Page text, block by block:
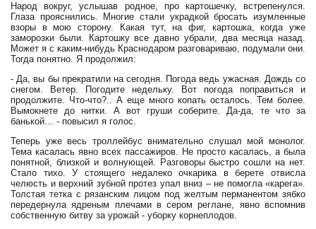
Народ вокруг, услышав родное, про картошечку, встрепенулся.
Глаза прояснились. Многие стали украдкой бросать изумленные
взоры в мою сторону. Какая тут, на фиг, картошка, когда уже
заморозки были. Картошку все давно убрали, два месяца назад.
Может я с каким-нибудь Краснодаром разговариваю, подумали они.
Тогда понятно. Я продолжил:
- Да, вы бы прекратили на сегодня. Погода ведь ужасная. Дождь со
снегом. Ветер. Погодите недельку. Вот погода поправиться и
продолжите. Что-что?.. А еще много копать осталось. Тем более.
Вымокнете до нитки. А вот груши соберите. Да-да, те что за
банькой… - повысил я голос.
Теперь уже весь троллейбус внимательно слушал мой монолог.
Тема касалась явно всех пассажиров. Не просто касалась, а была
понятной, близкой и волнующей. Разговоры быстро сошли на нет.
Стало тихо. У стоящего недалеко очкарика в берете отвисла
челюсть и верхний зубной протез упал вниз – не помогла «карега».
Толстая тетка с рязанским лицом под желтым перманентом зябко
передернула ядреным плечами в сером реглане, явно вспомнив
собственную битву за урожай - уборку корнеплодов.